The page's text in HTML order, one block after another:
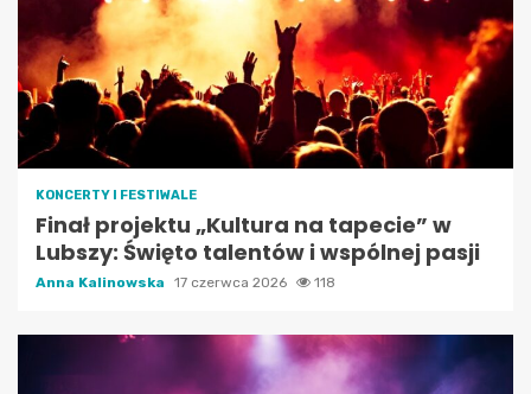
KONCERTY I FESTIWALE
Finał projektu „Kultura na tapecie” w
Lubszy: Święto talentów i wspólnej pasji
Anna Kalinowska 17 czerwca 2026 118